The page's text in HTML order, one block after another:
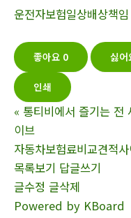
운전자보험일상배상책임
좋아요 0 싫어
인쇄
« 통티비에서 즐기는 전
이브
자동차보험료비교견적
목록보기 답글쓰기
글수정 글삭제
Powered by KBoard